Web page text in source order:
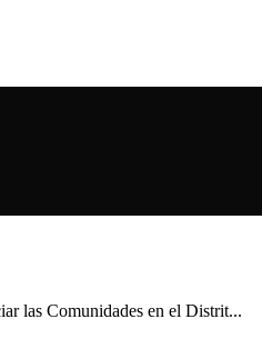
las Comunidades en el Distrit...